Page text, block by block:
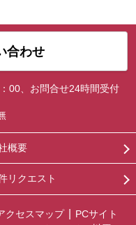
合わせ
00、お問合せ24時間受付
概要
リクエスト
クセスマップ
PCサイト